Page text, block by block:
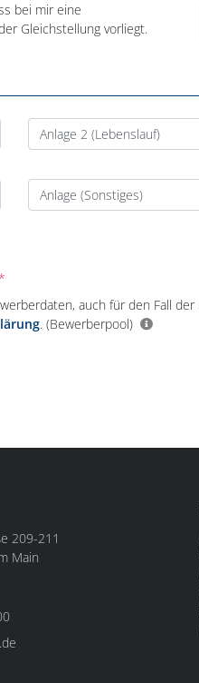
bei mir eine
Gleichstellung vorliegt.
Anlage 2 (Lebenslauf)
Anlage (Sonstiges)
auch für den Fall
. (Bewerberpool)
209-211
Main